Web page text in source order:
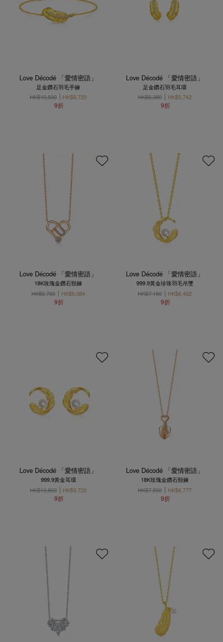
Love Décodé 「愛情密語」
足金鑽石羽毛手鍊
HK$10,800
HK$9,720
9折
Love Décodé 「愛情密語」
足金鑽石羽毛耳環
HK$6,380
HK$5,742
9折
Love Décodé 「愛情密語」
18K玫瑰金鑽石頸鍊
HK$6,760
HK$6,084
9折
Love Décodé 「愛情密語」
999.9黃金珍珠羽毛吊墜
HK$7,180
HK$6,462
9折
Love Décodé 「愛情密語」
999.9黃金耳環
HK$10,800
HK$9,720
9折
Love Décodé 「愛情密語」
18K玫瑰金鑽石頸鍊
HK$7,530
HK$6,777
9折